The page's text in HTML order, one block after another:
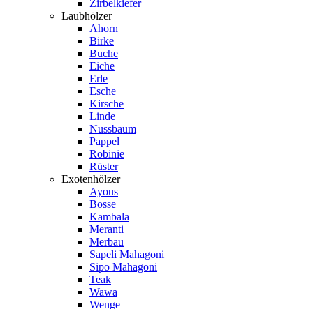
Zirbelkiefer
Laubhölzer
Ahorn
Birke
Buche
Eiche
Erle
Esche
Kirsche
Linde
Nussbaum
Pappel
Robinie
Rüster
Exotenhölzer
Ayous
Bosse
Kambala
Meranti
Merbau
Sapeli Mahagoni
Sipo Mahagoni
Teak
Wawa
Wenge